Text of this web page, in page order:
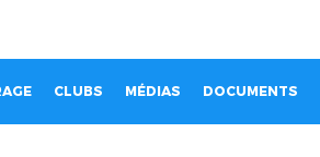
CLUBS MÉDIAS DOCUMENTS